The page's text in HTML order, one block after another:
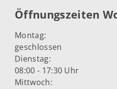
Öffnungszeiten
Montag:
geschlossen
Dienstag:
08:00 - 17:30 Uhr
Mittwoch: